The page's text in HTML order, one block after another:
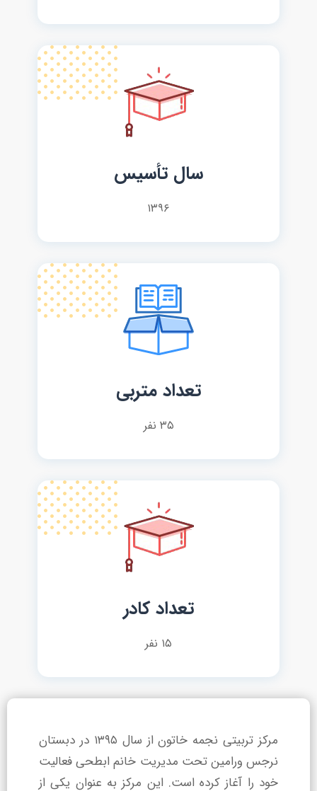
سال تأسیس
۱۳۹۶
تعداد متربی
۳۵ نفر
تعداد کادر
۱۵ نفر
مرکز تربیتی نجمه خاتون از سال ۱۳۹۵ در دبستان
نرجس ورامین تحت مدیریت خانم ابطحی فعالیت
خود را آغاز کرده است. این مرکز به عنوان یکی از